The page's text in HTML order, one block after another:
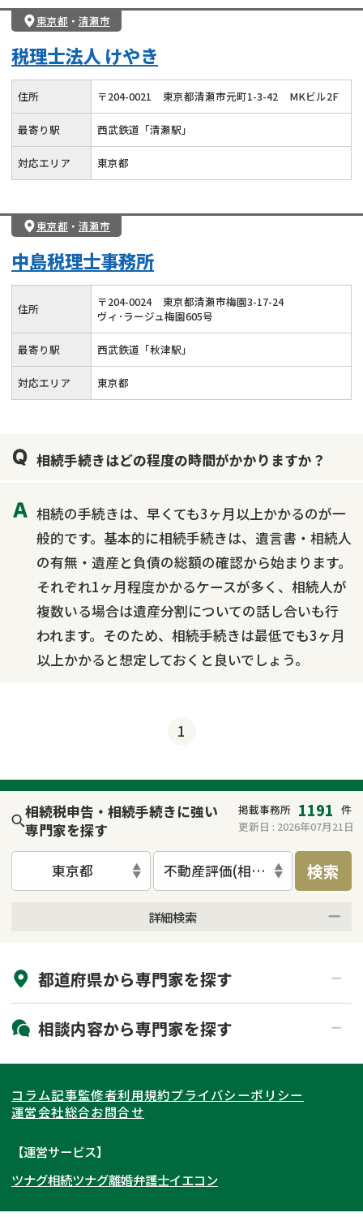
遺産分割
遺留分侵害額請求
相続税申告
相続手続き
成年後見・任意後見
相続トラブル
東京都 ・ 清瀬市
税理士法人 けやき
住所 〒204-0021 東京都清瀬市元町1-3-42 MKビル2F
最寄り駅 西武鉄道「清瀬駅」
対応エリア 東京都
東京都 ・ 清瀬市
中島税理士事務所
住所 〒204-0024
東京都清瀬市梅園3-17-24
ヴィ･ラージュ梅園605号
最寄り駅 西武鉄道「秋津駅」
対応エリア 東京都
相続手続きはどの程度の時間がかかりますか？
相続の手続きは、早くても3ヶ月以上かかるのが一
般的です。基本的に相続手続きは、遺言書・相続人
の有無・遺産と負債の総額の確認から始まります。
それぞれ1ヶ月程度かかるケースが多く、相続人が
複数いる場合は遺産分割についての話し合いも行
われます。そのため、相続手続きは最低でも3ヶ月
以上かかると想定しておくと良いでしょう。
1
相続税申告・相続手続きに強い
専門家を探す
掲載事務所 1191 件
更新日 : 2026年07月21日
東京都 不動産評価(相続不動産)検索
詳細検索
初回相談無料
土日祝の相談可能
都道府県から専門家を探す
北海道・東北
北海道 青森県
岩手県 宮城県
秋田県
福島県
関東
東京都 神奈川県
埼玉県
茨城県 群馬県
東海
愛知県
岐阜県 山梨県
関西
大阪府 京都府
北陸・甲信越
相談内容から専門家を探す
相続登記
遺産分割
相続手続き
家族信託
成年後見・任意後見
コラム記事監修者利用規約プライバシーポリシー
運営会社総合お問合せ
【運営サービス】
ツナグ相続ツナグ離婚弁護士イエコン